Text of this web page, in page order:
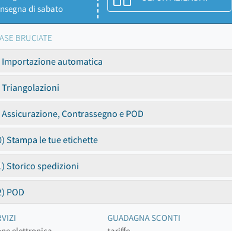
di sabato
BRUCIATE
Importazione automatica
Triangolazioni
Assicurazione, Contrassegno e POD
Stampa le tue etichette
Storico spedizioni
POD
GUADAGNA SCONTI